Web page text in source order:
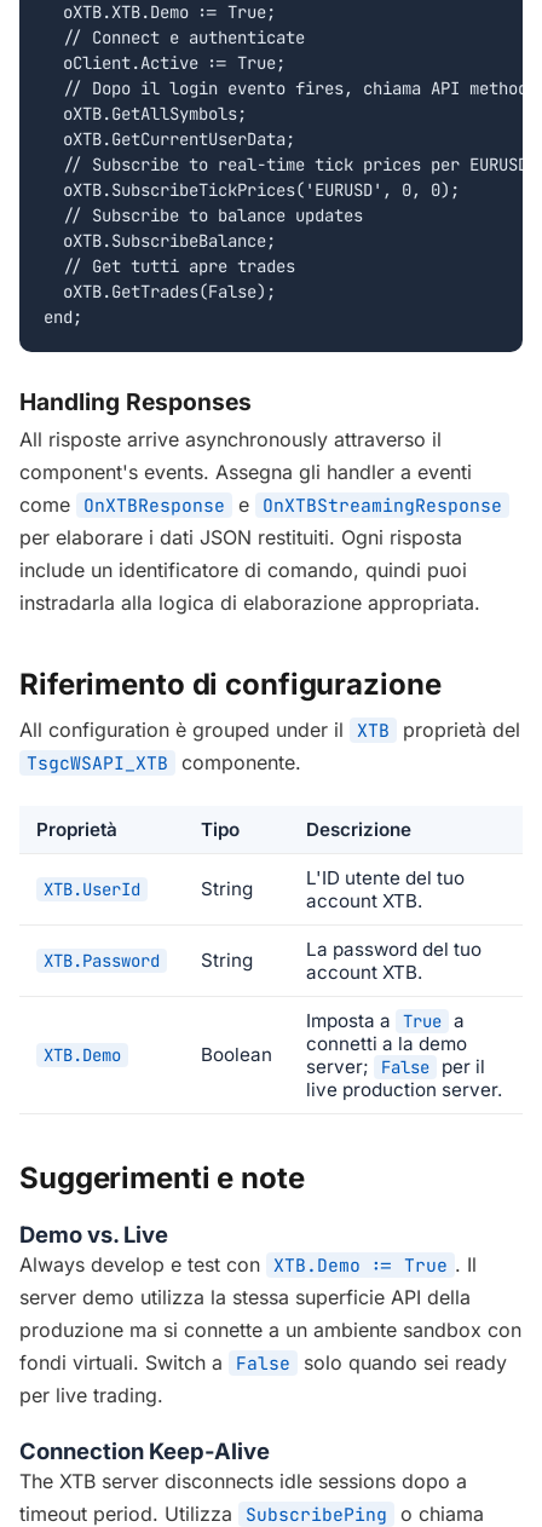
  oXTB.XTB.Demo := True;
  // Connect e authenticate
  oClient.Active := True;
// Dopo il login evento fires, chiama API
  oXTB.GetAllSymbols;
  oXTB.GetCurrentUserData;
  // Subscribe to real-time tick prices per EURUSD
  oXTB.SubscribeTickPrices('EURUSD', 0, 0);
  // Subscribe to balance updates
  oXTB.SubscribeBalance;
  // Get tutti apre trades
  oXTB.GetTrades(False);
end;
Handling Responses
All risposte arrive asynchronously attraverso il
component's events. Assegna gli handler a eventi
come
OnXTBResponse e OnXTBStreamingResponse
per elaborare i dati JSON restituiti. Ogni risposta
include un identificatore di comando, quindi puoi
instradarla alla logica di elaborazione appropriata.
Riferimento di configurazione
All configuration è grouped under il XTB proprietà del
TsgcWSAPI_XTB componente.
Proprietà Tipo Descrizione
XTB.UserId String
L'ID utente del tuo
account XTB.
XTB.Password String
La password del tuo
account XTB.
XTB.Demo Boolean
Imposta a True a
connetti a la demo
server;
False
per il
live production server.
Suggerimenti e note
Demo vs. Live
Always develop e test con XTB.Demo := True . Il
server demo utilizza la stessa superficie API della
produzione ma si connette a un ambiente sandbox con
fondi virtuali. Switch a
False
solo quando sei ready
per live trading.
Connection Keep-Alive
The XTB server disconnects idle sessions dopo a
timeout period. Utilizza
SubscribePing o chiama